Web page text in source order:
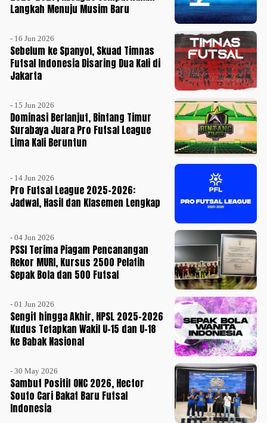
Langkah Menuju Musim Baru
- 16 Jun 2026
Sebelum ke Spanyol, Skuad Timnas
Futsal Indonesia Disaring Dua Kali di
Jakarta
- 15 Jun 2026
Dominasi Berlanjut, Bintang Timur
Surabaya Juara Pro Futsal League
Lima Kali Beruntun
- 14 Jun 2026
Pro Futsal League 2025-2026:
Jadwal, Hasil dan Klasemen Lengkap
- 04 Jun 2026
PSSI Terima Piagam Pencanangan
Rekor MURI, Kursus 2500 Pelatih
Sepak Bola dan 500 Futsal
- 01 Jun 2026
Sengit hingga Akhir, HPSL 2025-2026
Kudus Tetapkan Wakil U-15 dan U-18
ke Babak Nasional
- 30 May 2026
Sambut Positif ONC 2026, Hector
Souto Cari Bakat Baru Futsal
Indonesia